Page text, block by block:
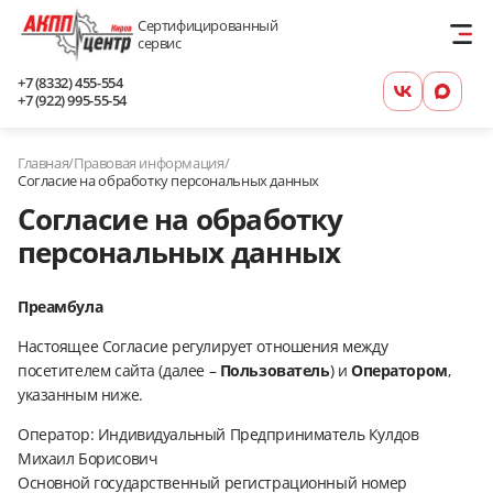
Сертифицированный
сервис
+7 (8332) 455-554
+7 (922) 995-55-54
Главная/Правовая информация/
Согласие на обработку персональных данных
Согласие на обработку
персональных данных
Преамбула
Настоящее Согласие регулирует отношения между
посетителем сайта (далее – Пользователь) и Оператором,
указанным ниже.
Оператор: Индивидуальный Предприниматель Кулдов
Михаил Борисович
Основной государственный регистрационный номер